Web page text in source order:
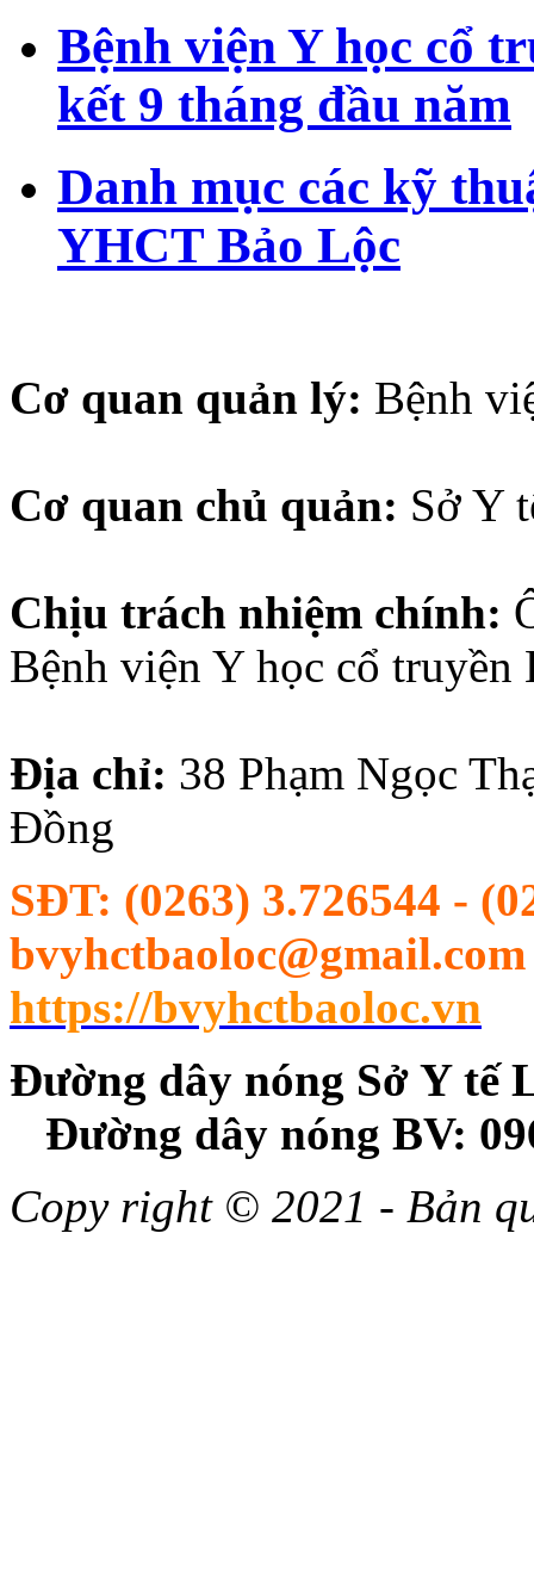
Bệnh viện Y học cổ
kết 9 tháng đầu năm
Danh mục các kỹ
YHCT Bảo Lộc
Cơ quan quản lý: Bệnh
Cơ quan chủ quản: Sở Y
Chịu trách nhiệm chính:
Bệnh viện Y học cổ truyền
Địa chỉ: 38 Phạm Ngọc
Đồng
SĐT: (0263) 3.726544 -
https://bvyhctbaoloc.vn
Đường dây nóng Sở
Đường dây nóng BV:
Copy right © 2021 - Bản